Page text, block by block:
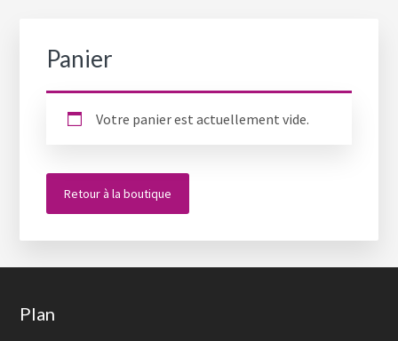
Panier
Votre panier est actuellement vide.
Retour à la boutique
Footer
Plan